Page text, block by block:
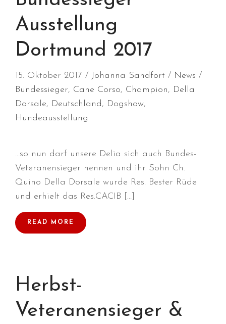
Juli 2026
Juni 2026
März 2026
Februar 2026
Dezember 2025
November 2025
März 2025
Januar 2025
Ausstellung
Dortmund 2017
15. Oktober 2017 Johanna Sandfort
News
Bundessieger, Cane Corso, Champion, Della
Dorsale, Deutschland, Dogshow,
Hundeausstellung
…so nun darf unsere Delia sich auch Bundes-
Veteranensieger nennen und ihr Sohn Ch.
Quino Della Dorsale wurde Res. Bester Rüde
und erhielt das Res.CACIB […]
READ MORE
Herbst-
Veteranensieger &